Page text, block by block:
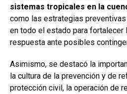
sistemas tropicales en la
como las estrategias
en todo el estado para fortalecer
respuesta ante posibles
Asimismo, se destacó la
la cultura de la prevención y de
protección civil, la operación de